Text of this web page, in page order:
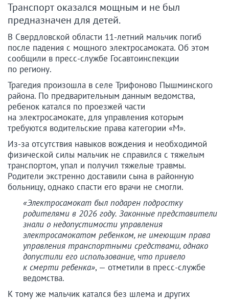
Транспорт оказался мощным и не был
предназначен для детей.
В Свердловской области 11-летний мальчик погиб
после падения с мощного электросамоката. Об этом
сообщили в пресс-службе Госавтоинспекции
по региону.
Трагедия произошла в селе Трифоново Пышминского
района. По предварительным данным ведомства,
ребенок катался по проезжей части
на электросамокате, для управления которым
требуются водительские права категории «М».
Из-за отсутствия навыков вождения и необходимой
физической силы мальчик не справился с тяжелым
транспортом, упал и получил тяжелые травмы.
Родители экстренно доставили сына в районную
больницу, однако спасти его врачи не смогли.
«Электросамокат был подарен подростку
родителями в 2026 году. Законные представители
знали о недопустимости управления
электросамокатом ребенком, не имеющим права
управления транспортными средствами, однако
допустили его использование, что привело
к смерти ребенка», — отметили в пресс-службе
ведомства.
К тому же мальчик катался без шлема и других